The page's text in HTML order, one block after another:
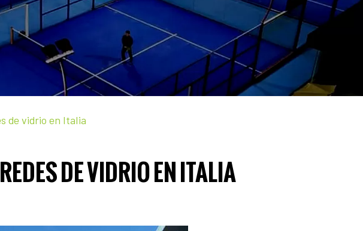
de vidrio en Italia
DE VIDRIO EN ITALIA